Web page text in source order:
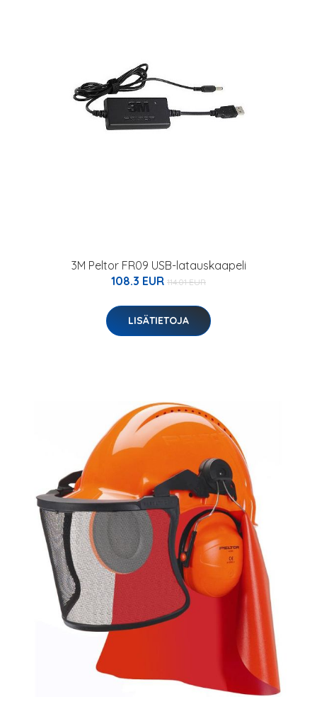
3M Peltor FR09 USB-latauskaapeli
108.3 EUR 114.01 EUR
LISÄTIETOJA